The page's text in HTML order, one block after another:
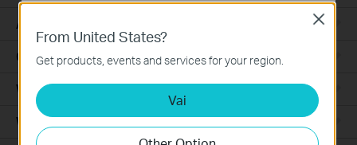
Accessori per Robot Aspirapolvere
Ceiling Mount
Wi-Fi
Wall Plate
From United States?
Get products, events and services for your region.
Vai
Close
Questi cookies sono necessari per il corretto
funzionamento del sito e non possono essere disattivati
nel tuo sistema.
Analytics e Marketing Cookies
I cookies analitici ci permettono di analizzare le tue
attività sul nostro sito allo scopo di migliorarne le